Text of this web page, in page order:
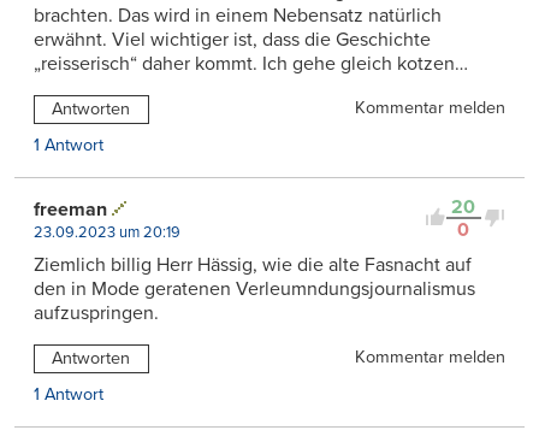
brachten. Das wird in einem Nebensatz natürlich
erwähnt. Viel wichtiger ist, dass die Geschichte
„reisserisch“ daher kommt. Ich gehe gleich kotzen…
Antworten
Kommentar melden
1 Antwort
20
0
freeman
23.09.2023 um 20:19
Ziemlich billig Herr Hässig, wie die alte Fasnacht auf
den in Mode geratenen Verleumndungsjournalismus
aufzuspringen.
Antworten
Kommentar melden
1 Antwort